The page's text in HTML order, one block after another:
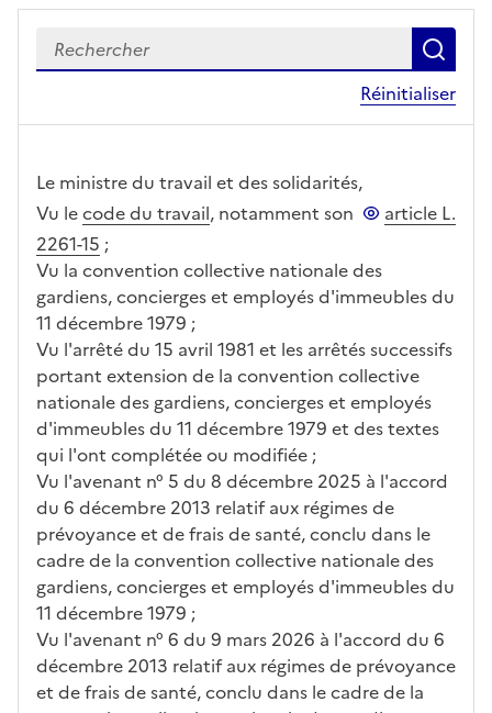
Réinitialiserle
Le ministre du travail et des solidarités,
Vu lecode du travail, notamment son
article L.
2261-15 ;
Vu la convention collective nationale des
gardiens, concierges et employés d'immeubles du
11 décembre 1979 ;
Vu l'arrêté du 15 avril 1981 et les arrêtés successifs
portant extension de la convention collective
nationale des gardiens, concierges et employés
d'immeubles du 11 décembre 1979 et des textes
qui l'ont complétée ou modifiée ;
Vu l'avenant n° 5 du 8 décembre 2025 à l'accord
du 6 décembre 2013 relatif aux régimes de
prévoyance et de frais de santé, conclu dans le
cadre de la convention collective nationale des
gardiens, concierges et employés d'immeubles du
11 décembre 1979 ;
Vu l'avenant n° 6 du 9 mars 2026 à l'accord du 6
décembre 2013 relatif aux régimes de prévoyance
et de frais de santé, conclu dans le cadre de la